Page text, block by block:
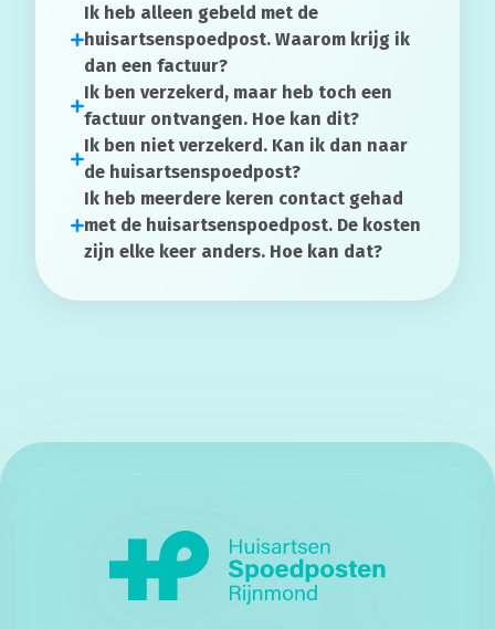
Ik heb alleen gebeld met de
huisartsenspoedpost. Waarom krijg ik
dan een factuur?
Ik ben verzekerd, maar heb toch een
factuur ontvangen. Hoe kan dit?
Ik ben niet verzekerd. Kan ik dan naar
de huisartsenspoedpost?
Ik heb meerdere keren contact gehad
met de huisartsenspoedpost. De kosten
zijn elke keer anders. Hoe kan dat?